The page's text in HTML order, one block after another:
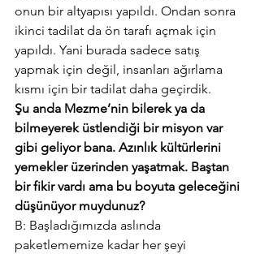
onun bir altyapısı yapıldı. Ondan sonra
ikinci tadilat da ön tarafı açmak için
yapıldı. Yani burada sadece satış
yapmak için değil, insanları ağırlama
kısmı için bir tadilat daha geçirdik.
Şu anda Mezme’nin bilerek ya da
bilmeyerek üstlendiği bir misyon var
gibi geliyor bana. Azınlık kültürlerini
yemekler üzerinden yaşatmak. Baştan
bir fikir vardı ama bu boyuta geleceğini
düşünüyor muydunuz?
B: Başladığımızda aslında
paketlememize kadar her şeyi